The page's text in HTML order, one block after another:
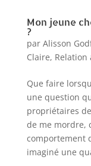
Mon jeune
?
par Alisson
Claire, Relation
Que faire
une question
propriétaires
de me mordre,
comportement
imaginé une